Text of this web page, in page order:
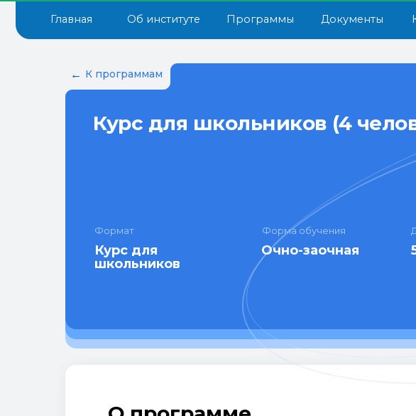
Об институте Документы Как
Главная Программы
Форма обучения
Очно-заочная
Курс для
школьников
Формат
← К программам
Курс для школьников (4